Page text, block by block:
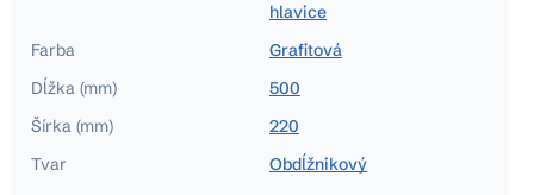
hlavice
Farba
Grafitová
Dĺžka (mm)
500
Šírka (mm)
220
Tvar
Obdĺžnikový